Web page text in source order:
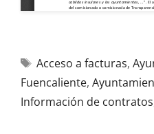
Acceso a facturas,
Fuencaliente,
Información de contratos